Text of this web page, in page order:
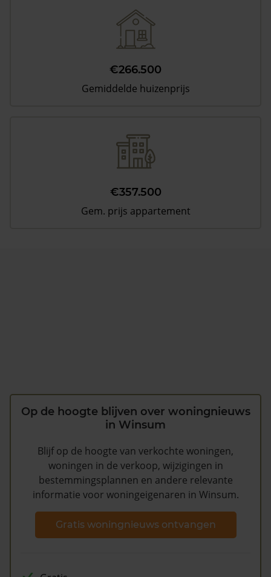
€266.500
Gemiddelde huizenprijs
€357.500
Gem. prijs appartement
Op de hoogte blijven over woningnieuws
in Winsum
Blijf op de hoogte van verkochte woningen,
woningen in de verkoop, wijzigingen in
bestemmingsplannen en andere relevante
informatie voor woningeigenaren in Winsum.
Gratis woningnieuws ontvangen